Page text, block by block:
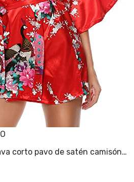
corto pavo de satén camisón…